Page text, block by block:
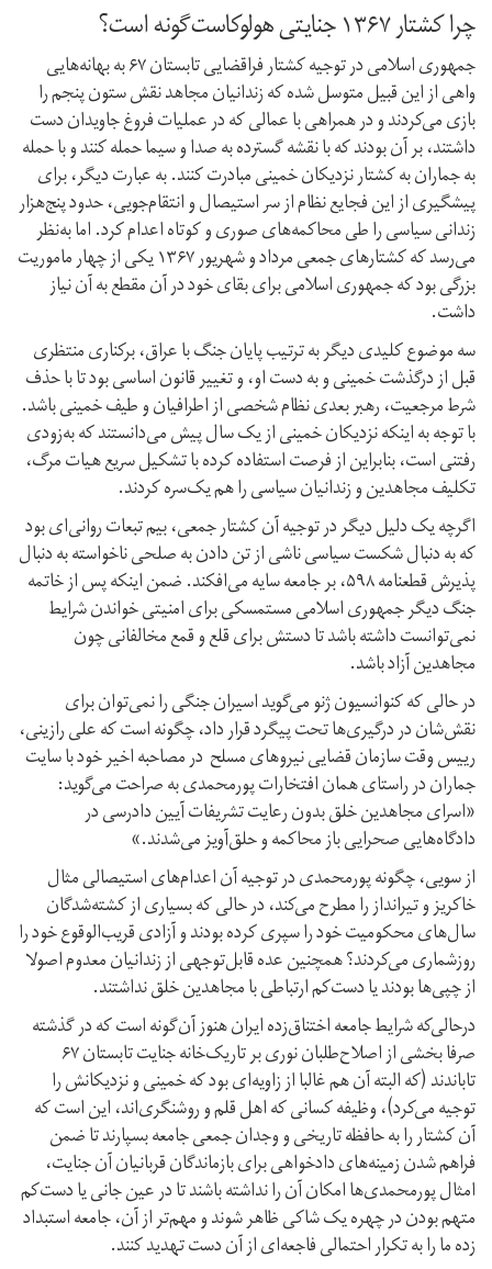
چرا کشتار ۱۳۶۷ جنایتی هولوکاست‌گونه است؟
جمهوری اسلامی در توجیه کشتار فراقضایی تابستان ۶۷ به بهانه‌هایی
واهی از این قبیل متوسل شده که زندانیان مجاهد نقش ستون پنجم را
بازی می‌کردند و در همراهی با عمالی که در عملیات فروغ جاویدان دست
داشتند، بر آن بودند که با نقشه گسترده به صدا و سیما حمله کنند و با حمله
به جماران به کشتار نزدیکان خمینی مبادرت کنند. به عبارت دیگر، برای
پیشگیری از این فجایع نظام از سر استیصال و انتقام‌جویی، حدود پنج‌هزار
زندانی سیاسی را طی محاکمه‌های صوری و کوتاه اعدام کرد. اما به‌نظر
می‌رسد که کشتارهای جمعی مرداد و شهریور ۱۳۶۷ یکی از چهار ماموریت
بزرگی بود که جمهوری اسلامی برای بقای خود در آن مقطع به آن نیاز
داشت.
سه موضوع کلیدی دیگر به ترتیب پایان جنگ با عراق، برکناری منتظری
قبل از درگذشت خمینی و به دست او، و تغییر قانون اساسی بود تا با حذف
شرط مرجعیت، رهبر بعدی نظام شخصی از اطرافیان و طیف خمینی باشد.
با توجه به اینکه نزدیکان خمینی از یک سال پیش می‌دانستند که به‌زودی
رفتنی است، بنابراین از فرصت استفاده کرده با تشکیل سریع هیات مرگ،
تکلیف مجاهدین و زندانیان سیاسی را هم یک‌سره کردند.
اگرچه یک دلیل دیگر در توجیه آن کشتار جمعی، بیم تبعات روانی‌ای بود
که به دنبال شکست سیاسی ناشی از تن دادن به صلحی ناخواسته به دنبال
پذیرش قطعنامه ۵۹۸، بر جامعه سایه می‌افکند. ضمن اینکه پس از خاتمه
جنگ دیگر جمهوری اسلامی مستمسکی برای امنیتی خواندن شرایط
نمی‌توانست داشته باشد تا دستش برای قلع و قمع مخالفانی چون
مجاهدین آزاد باشد.
در حالی که کنوانسیون ژنو می‌گوید اسیران جنگی را نمی‌توان برای
نقش‌شان در درگیری‌ها تحت پیگرد قرار داد، چگونه است که علی رازینی،
رییس وقت سازمان قضایی نیروهای مسلح در مصاحبه اخیر خود با سایت
جماران در راستای همان افتخارات پورمحمدی به صراحت می‌گوید:
«اسرای مجاهدین خلق بدون رعایت تشریفات آیین دادرسی در
دادگاه‌هایی صحرایی باز محاکمه و حلق‌آویز می‌شدند.»
از سویی، چگونه پورمحمدی در توجیه آن اعدام‌های استیصالی مثال
خاکریز و تیرانداز را مطرح می‌کند، در حالی که بسیاری از کشته‌شدگان
سال‌های محکومیت خود را سپری کرده بودند و آزادی قریب‌الوقوع خود را
روزشماری می‌کردند؟ همچنین عده قابل‌توجهی از زندانیان معدوم اصولا
از چپی‌ها بودند یا دست‌کم ارتباطی با مجاهدین خلق نداشتند.
درحالی‌که شرایط جامعه اختناق‌زده ایران هنوز آن‌گونه است که در گذشته
صرفا بخشی از اصلاح‌طلبان نوری بر تاریک‌خانه جنایت تابستان ۶۷
تاباندند (که البته آن هم غالبا از زاویه‌ای بود که خمینی و نزدیکانش را
توجیه می‌کرد)، وظیفه کسانی که اهل قلم و روشنگری‌‌اند، این است که
آن کشتار را به حافظه تاریخی و وجدان جمعی جامعه بسپارند تا ضمن
فراهم شدن زمینه‌های دادخواهی برای بازماندگان قربانیان آن جنایت،
امثال پورمحمدی‌ها امکان آن را نداشته باشند تا در عین جانی یا دست‌کم
متهم بودن در چهره یک شاکی ظاهر شوند و مهم‌تر از آن، جامعه استبداد
زده ما را به تکرار احتمالی فاجعه‌ای از آن دست تهدید کنند.